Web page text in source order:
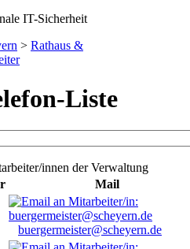
> Rathaus &
Liste
innen der Verwaltung
Mail
buergermeister@scheyern.de